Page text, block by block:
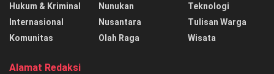
Hukum & Kriminal
Internasional
Komunitas
Nunukan
Nusantara
Olah Raga
Teknologi
Tulisan Warga
Wisata
Alamat Redaksi